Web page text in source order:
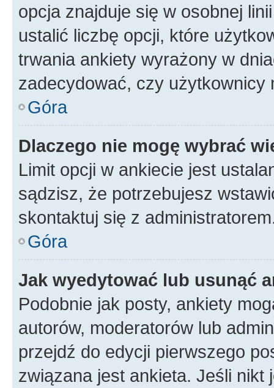
opcja znajduje się w osobnej
ustalić liczbę opcji, które
trwania ankiety wyrażony w
zadecydować, czy użytkownicy
Góra
Dlaczego nie mogę wybrać
Limit opcji w ankiecie jest
sądzisz, że potrzebujesz
skontaktuj się z
Góra
Jak wyedytować lub usunąć
Podobnie jak posty, ankiety
autorów, moderatorów lub
przejdź do edycji pierwszego
związana jest ankieta. Jeśli nikt